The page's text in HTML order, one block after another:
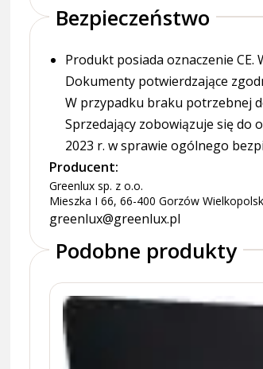
Bezpieczeństwo
Produkt posiada oznaczenie
Dokumenty potwierdzające
W przypadku braku potrzebnej
Sprzedający zobowiązuje się do
2023 r. w sprawie ogólnego
Producent:
Greenlux sp. z o.o.
Mieszka I 66, 66-400 Gorzów
greenlux@greenlux.pl
Podobne produkty